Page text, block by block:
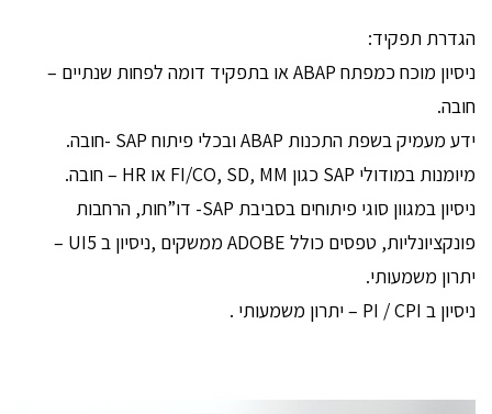
הגדרת תפקיד:
ניסיון מוכח כמפתח ABAP או בתפקיד דומה לפחות שנתיים –
חובה.
‏ידע מעמיק בשפת התכנות ABAP ובכלי פיתוח SAP -חובה.
‏מיומנות במודולי SAP כגון FI/CO, SD, MM או HR – חובה.
‏ניסיון במגוון סוגי פיתוחים בסביבת SAP- דו”חות, הרחבות
פונקציונליות, טפסים כולל ADOBE ממשקים ,ניסיון ב UI5 –
יתרון משמעותי.
ניסיון ב PI / CPI – יתרון משמעותי .